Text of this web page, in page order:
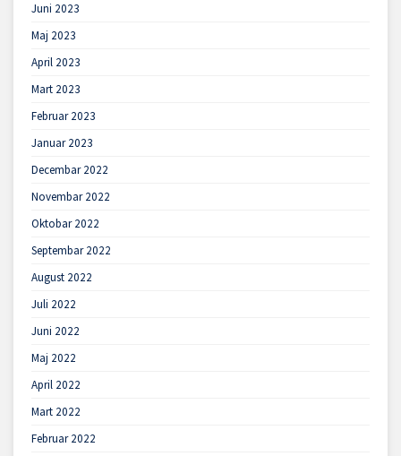
Juni 2023
Maj 2023
April 2023
Mart 2023
Februar 2023
Januar 2023
Decembar 2022
Novembar 2022
Oktobar 2022
Septembar 2022
August 2022
Juli 2022
Juni 2022
Maj 2022
April 2022
Mart 2022
Februar 2022